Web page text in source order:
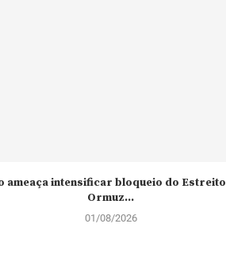
ameaça intensificar bloqueio do
Ormuz...
01/08/2026